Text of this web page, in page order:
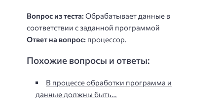
Вопрос из теста: Обрабатывает данные в
соответствии с заданной программой
Ответ на вопрос: процессор.
Похожие вопросы и ответы:
В процессе обработки программа и
данные должны быть…